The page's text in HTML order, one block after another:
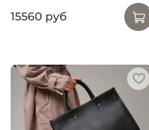
15560 руб